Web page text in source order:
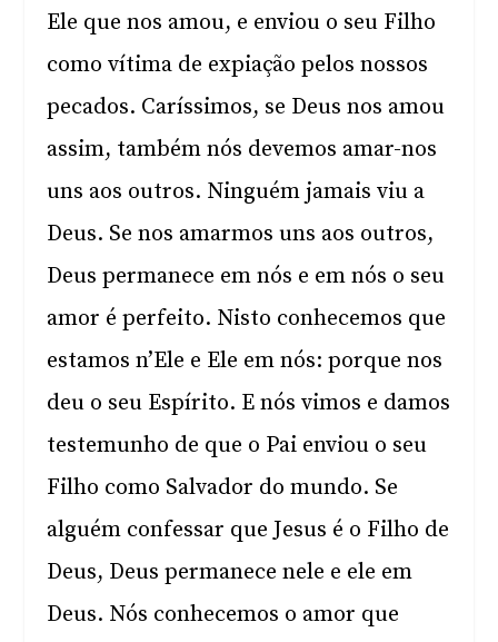
Ele que nos amou, e enviou o seu Filho
como vítima de expiação pelos nossos
pecados. Caríssimos, se Deus nos amou
assim, também nós devemos amar-nos
uns aos outros. Ninguém jamais viu a
Deus. Se nos amarmos uns aos outros,
Deus permanece em nós e em nós o seu
amor é perfeito. Nisto conhecemos que
estamos n’Ele e Ele em nós: porque nos
deu o seu Espírito. E nós vimos e damos
testemunho de que o Pai enviou o seu
Filho como Salvador do mundo. Se
alguém confessar que Jesus é o Filho de
Deus, Deus permanece nele e ele em
Deus. Nós conhecemos o amor que